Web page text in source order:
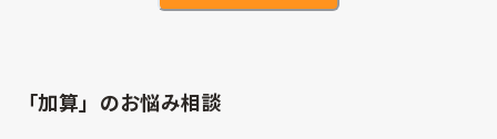
「加算」のお悩み相談